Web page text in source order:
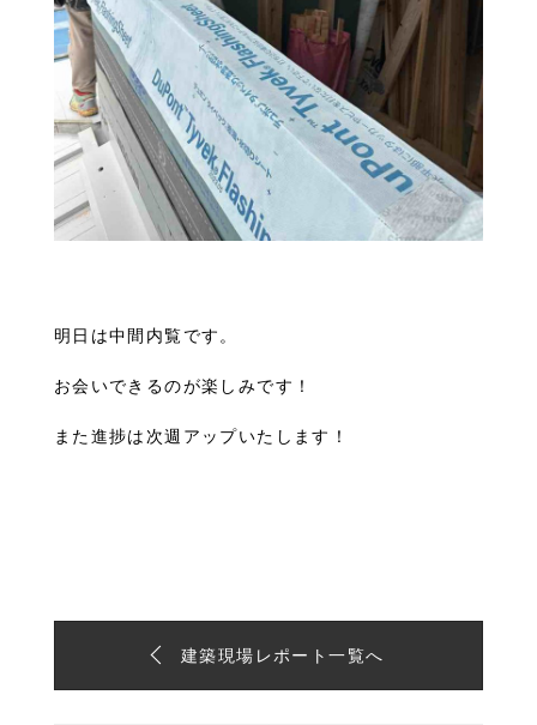
明日は中間内覧です。
お会いできるのが楽しみです！
また進捗は次週アップいたします！
建築現場レポート一覧へ